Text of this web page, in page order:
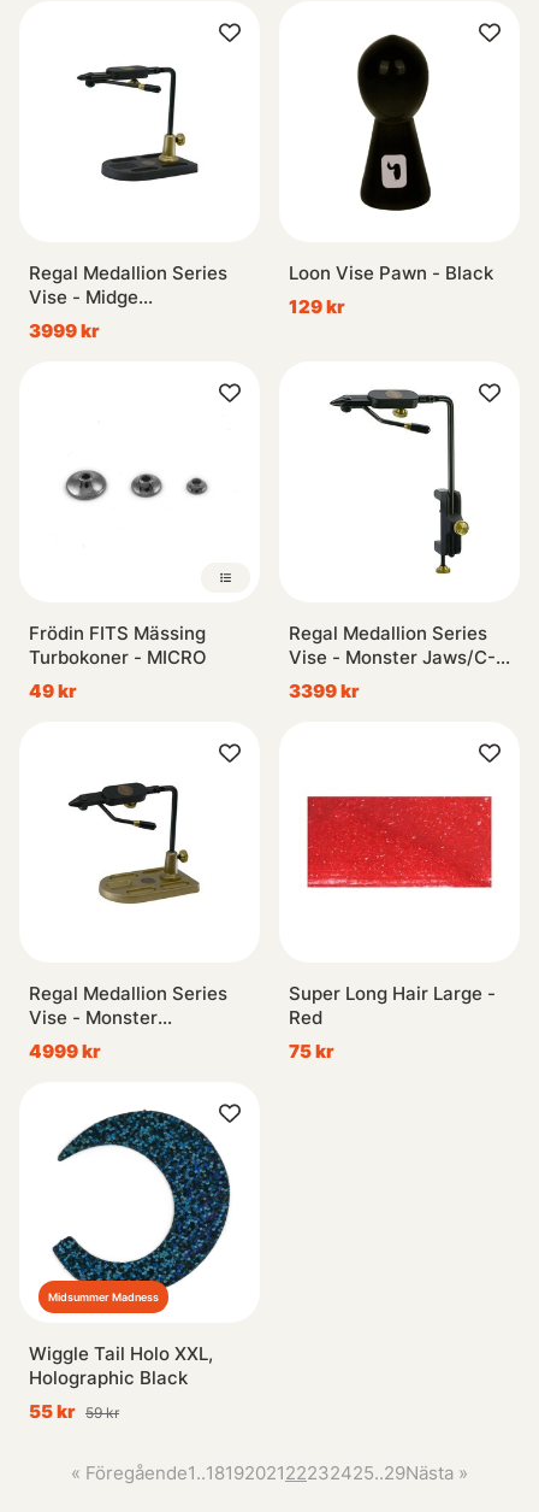
Regal Medallion Series
Vise - Midge
Jaws/Aluminum Pocket
Base
3999 kr
Loon Vise Pawn - Black
129 kr
Frödin FITS Mässing
Turbokoner - MICRO
49 kr
Regal Medallion Series
Vise - Monster Jaws/C-
Clamp
3399 kr
Regal Medallion Series
Vise - Monster
Jaws/Bronze Pocket
Base
4999 kr
Super Long Hair Large -
Red
75 kr
Midsummer Madness
Wiggle Tail Holo XXL,
Holographic Black
55 kr 59 kr
« Föregående1..1819202122232425..29Nästa »